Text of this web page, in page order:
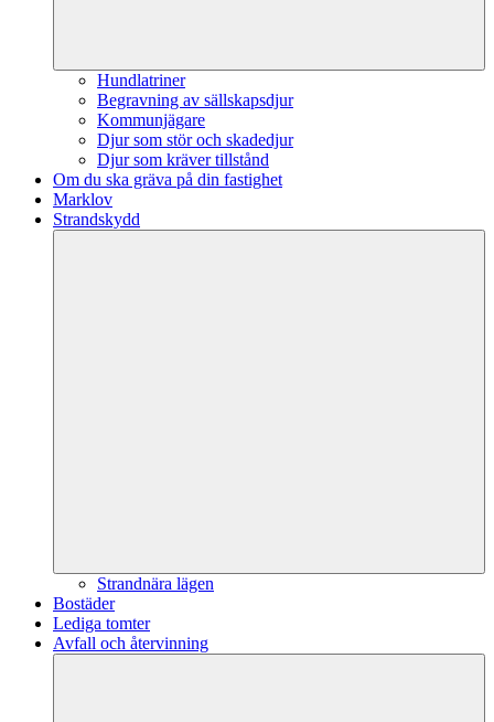
Hundlatriner
Begravning av sällskapsdjur
Kommunjägare
Djur som stör och skadedjur
Djur som kräver tillstånd
Om du ska gräva på din fastighet
Marklov
Strandskydd
Strandnära lägen
Bostäder
Lediga tomter
Avfall och återvinning